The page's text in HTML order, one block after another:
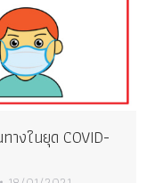
างในยุด COVID-